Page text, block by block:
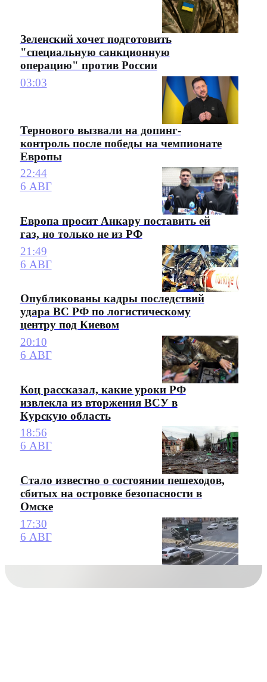
Зеленский хочет подготовить
"специальную санкционную
операцию" против России
03:03
Тернового вызвали на допинг-
контроль после победы на чемпионате
Европы
22:44
6 АВГ
Европа просит Анкару поставить ей
газ, но только не из РФ
21:49
6 АВГ
Опубликованы кадры последствий
удара ВС РФ по логистическому
центру под Киевом
20:10
6 АВГ
Коц рассказал, какие уроки РФ
извлекла из вторжения ВСУ в
Курскую область
18:56
6 АВГ
Стало известно о состоянии пешеходов,
сбитых на островке безопасности в
Омске
17:30
6 АВГ